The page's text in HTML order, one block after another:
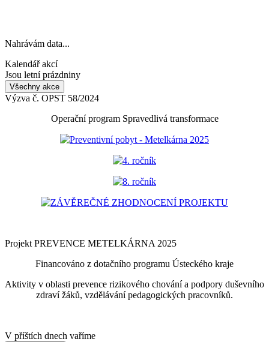
Nahrávám data...
Kalendář akcí
Jsou letní prázdniny
Všechny akce
Výzva č. OPST 58/2024
Operační program Spravedlivá transformace
Preventivní pobyt - Metelkárna 2025
4. ročník
8. ročník
ZÁVĚREČNÉ ZHODNOCENÍ PROJEKTU
Projekt PREVENCE METELKÁRNA 2025
Financováno z dotačního programu Ústeckého kraje
Aktivity v oblasti prevence rizikového chování a podpory duševního
zdraví žáků, vzdělávání pedagogických pracovníků.
V příštích dnech vaříme